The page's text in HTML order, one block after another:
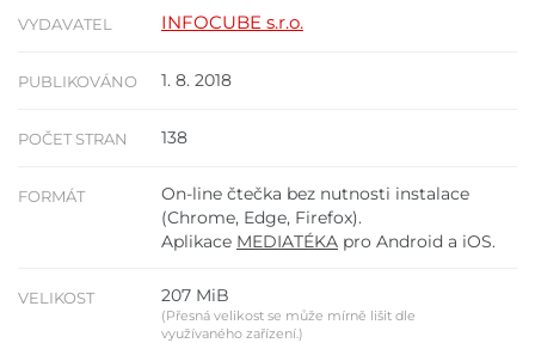
VYDAVATEL INFOCUBE s.r.o.
PUBLIKOVÁNO 1. 8. 2018
POČET STRAN 138
FORMÁT
On-line čtečka bez nutnosti instalace
(Chrome, Edge, Firefox).
Aplikace MEDIATÉKA pro Android a iOS.
VELIKOST 207 MiB
(Přesná velikost se může mírně lišit dle
využívaného zařízení.)